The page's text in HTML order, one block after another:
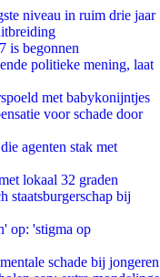
niveau in ruim drie jaar
is begonnen
politieke mening, laat
met babykonijntjes
voor schade door
agenten stak met
lokaal 32 graden
staatsburgerschap bij
op: 'stigma op
schade bij jongeren